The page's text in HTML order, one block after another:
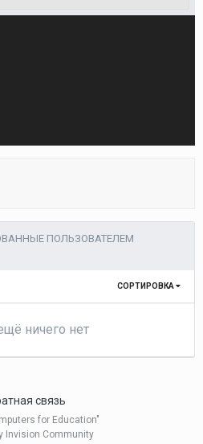
ПОЛЬЗОВАТЕЛЕМ
СОРТИРОВКА
ничего нет
связь
for Education"
Invision Community